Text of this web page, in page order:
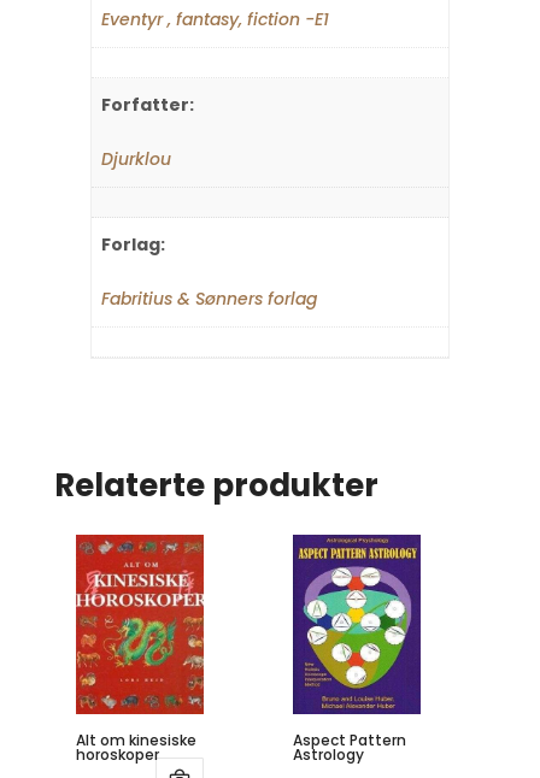
Eventyr , fantasy, fiction -E1
Forfatter:
Djurklou
Forlag:
Fabritius & Sønners forlag
Relaterte produkter
Alt om kinesiske
horoskoper
Aspect Pattern
Astrology